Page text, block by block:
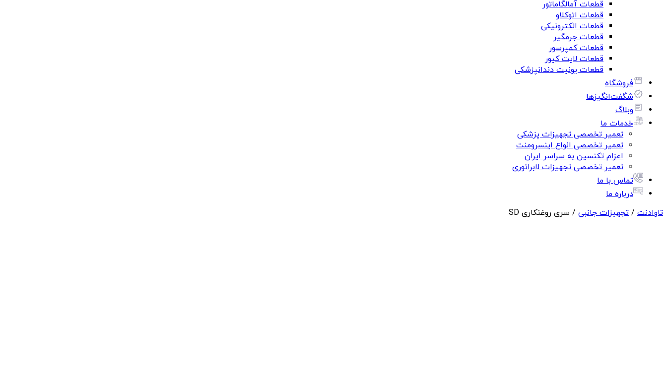
قطعات آمالگاماتور
قطعات اتوکلاو
قطعات الکترونیکی
قطعات جرمگیر
قطعات کمپرسور
قطعات لایت کیور
قطعات یونیت دندانپزشکی
فروشگاه
شگفت‌انگیزها
وبلاگ
خدمات ما
تعمیر تخصصی تجهیزات پزشکی
تعمیر تخصصی انواع اینسرومنت
اعزام تکنسین به سراسر ایران
تعمیر تخصصی تجهیزات لابراتوری
تماس با ما
درباره ما
تاوادنت / تجهیزات جانبی / سری روغنکاری SD